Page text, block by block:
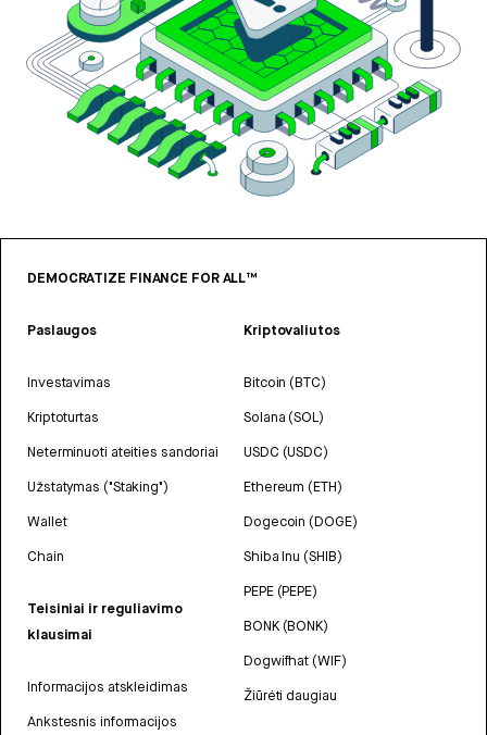
DEMOCRATIZE FINANCE FOR ALL™
Paslaugos
Investavimas
Kriptoturtas
Neterminuoti ateities sandoriai
Užstatymas ("Staking")
Wallet
Chain
Teisiniai ir reguliavimo
klausimai
Informacijos atskleidimas
Ankstesnis informacijos
Kriptovaliutos
Bitcoin (BTC)
Solana (SOL)
USDC (USDC)
Ethereum (ETH)
Dogecoin (DOGE)
Shiba Inu (SHIB)
PEPE (PEPE)
BONK (BONK)
Dogwifhat (WIF)
Žiūrėti daugiau